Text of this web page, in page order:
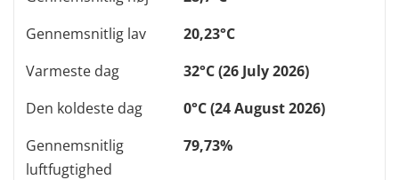
Gennemsnitlig lav
20,23°C
Varmeste dag
32°C (26 July 2026)
Den koldeste dag
0°C (24 August 2026)
Gennemsnitlig
luftfugtighed
79,73%